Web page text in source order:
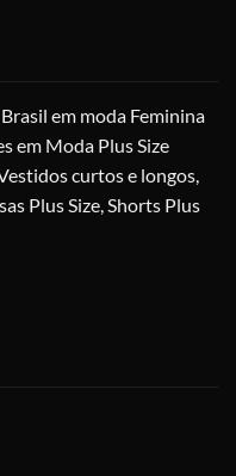
em moda Feminina
em Moda Plus Size
curtos e longos,
Plus Size, Shorts Plus